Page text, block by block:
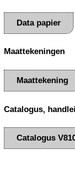
Data papier
Maattekeningen
Maattekening
Catalogus,
Catalogus